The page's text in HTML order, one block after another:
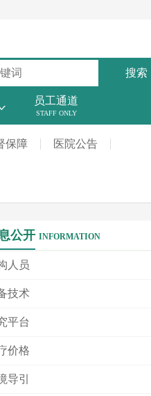
搜索
员工通道
STAFF ONLY
保障 医院公告
公开 INFORMATION
人员
技术
平台
价格
导引